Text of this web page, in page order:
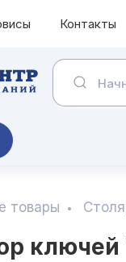
Контакты
товары
ключей